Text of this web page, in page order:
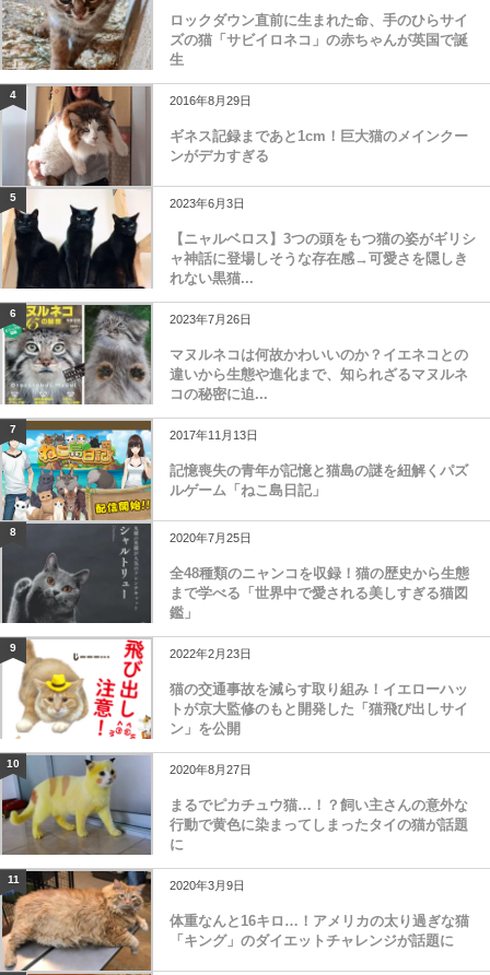
ロックダウン直前に生まれた命、手のひらサイ
ズの猫「サビイロネコ」の赤ちゃんが英国で誕
生
4 2016年8月29日
ギネス記録まであと1cm！巨大猫のメインクー
ンがデカすぎる
5 2023年6月3日
【ニャルベロス】3つの頭をもつ猫の姿がギリシ
ャ神話に登場しそうな存在感→可愛さを隠しき
れない黒猫...
6 2023年7月26日
マヌルネコは何故かわいいのか？イエネコとの
違いから生態や進化まで、知られざるマヌルネ
コの秘密に迫...
7 2017年11月13日
記憶喪失の青年が記憶と猫島の謎を紐解くパズ
ルゲーム「ねこ島日記」
8 2020年7月25日
全48種類のニャンコを収録！猫の歴史から生態
まで学べる「世界中で愛される美しすぎる猫図
鑑」
9 2022年2月23日
猫の交通事故を減らす取り組み！イエローハッ
トが京大監修のもと開発した「猫飛び出しサイ
ン」を公開
10 2020年8月27日
まるでピカチュウ猫…！？飼い主さんの意外な
行動で黄色に染まってしまったタイの猫が話題
に
11 2020年3月9日
体重なんと16キロ…！アメリカの太り過ぎな猫
「キング」のダイエットチャレンジが話題に